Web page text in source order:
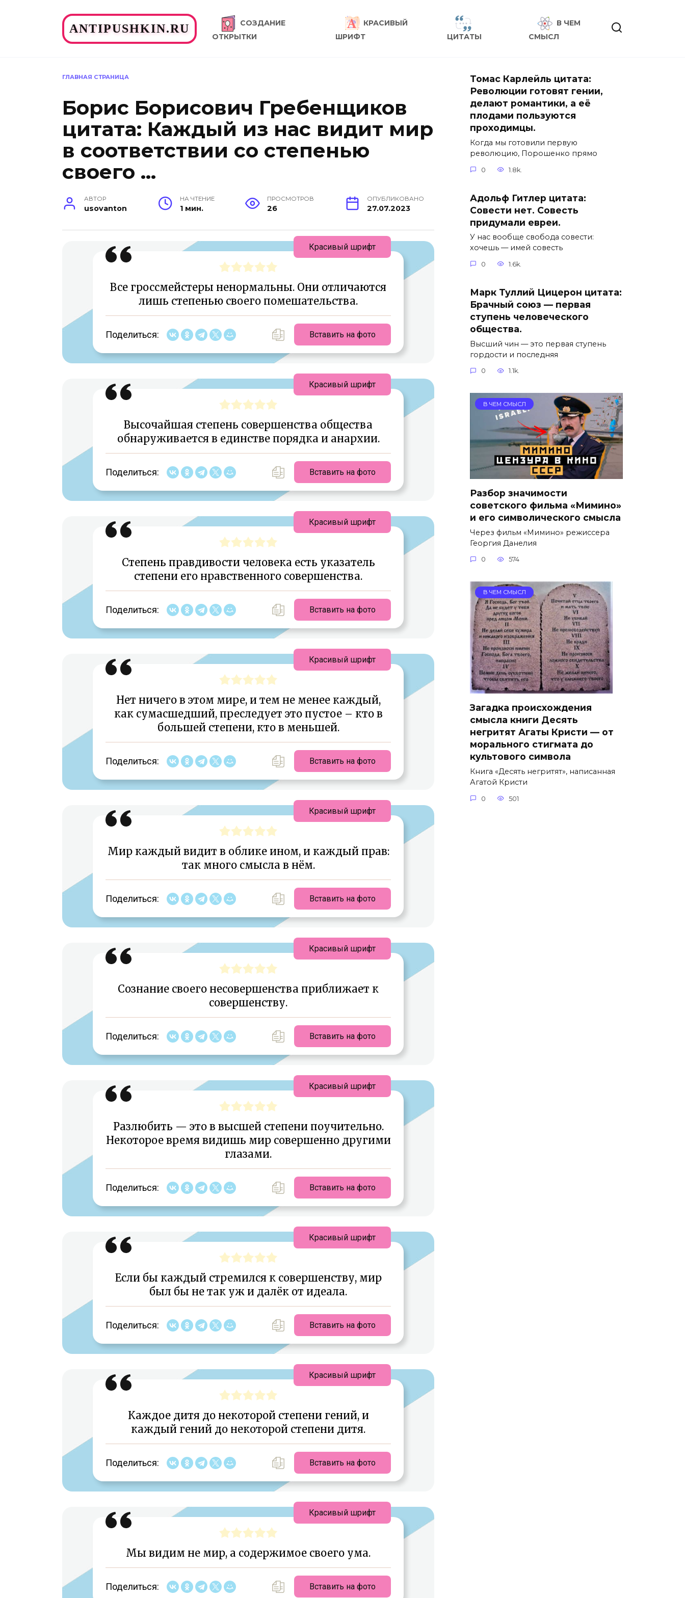
ANTIPUSHKIN.RU
СОЗДАНИЕ
ОТКРЫТКИ
КРАСИВЫЙ
ШРИФТ
ЦИТАТЫ
В ЧЕМ
СМЫСЛ
ГЛАВНАЯ СТРАНИЦА
Борис Борисович Гребенщиков
цитата: Каждый из нас видит мир
в соответствии со степенью
своего …
АВТОР
usovanton
НА ЧТЕНИЕ
1 мин.
ПРОСМОТРОВ
26
ОПУБЛИКОВАНО
27.07.2023
Все гроссмейстеры ненормальны. Они отличаются
лишь степенью своего помешательства.
Поделиться: Вставить на фото
Красивый шрифт
Высочайшая степень совершенства общества
обнаруживается в единстве порядка и анархии.
Поделиться: Вставить на фото
Красивый шрифт
Степень правдивости человека есть указатель
степени его нравственного совершенства.
Поделиться: Вставить на фото
Красивый шрифт
Нет ничего в этом мире, и тем не менее каждый,
как сумасшедший, преследует это пустое – кто в
большей степени, кто в меньшей.
Поделиться: Вставить на фото
Красивый шрифт
Мир каждый видит в облике ином, и каждый прав:
так много смысла в нём.
Поделиться: Вставить на фото
Красивый шрифт
Сознание своего несовершенства приближает к
совершенству.
Поделиться: Вставить на фото
Красивый шрифт
Разлюбить — это в высшей степени поучительно.
Некоторое время видишь мир совершенно другими
глазами.
Поделиться: Вставить на фото
Красивый шрифт
Если бы каждый стремился к совершенству, мир
был бы не так уж и далёк от идеала.
Поделиться: Вставить на фото
Красивый шрифт
Каждое дитя до некоторой степени гений, и
каждый гений до некоторой степени дитя.
Поделиться: Вставить на фото
Красивый шрифт
Мы видим не мир, а содержимое своего ума.
Поделиться: Вставить на фото
Красивый шрифт
Томас Карлейль цитата:
Революции готовят гении,
делают романтики, а её
плодами пользуются
проходимцы.
Когда мы готовили первую
революцию, Порошенко прямо
0 1.8k.
Адольф Гитлер цитата:
Совести нет. Совесть
придумали евреи.
У нас вообще свобода совести:
хочешь — имей совесть
0 1.6k.
Марк Туллий Цицерон цитата:
Брачный союз — первая
ступень человеческого
общества.
Высший чин — это первая ступень
гордости и последняя
0 1.1k.
В ЧЕМ СМЫСЛ
Разбор значимости
советского фильма «Мимино»
и его символического смысла
Через фильм «Мимино» режиссера
Георгия Данелия
0 574
В ЧЕМ СМЫСЛ
Загадка происхождения
смысла книги Десять
негритят Агаты Кристи — от
морального стигмата до
культового символа
Книга «Десять негритят», написанная
Агатой Кристи
0 501